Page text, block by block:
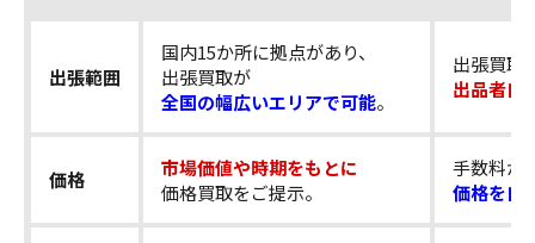
出張範囲
国内15か所に拠点があり、
出張買取が
全国の幅広いエリアで可能。
出張買取
出品者自
価格
市場価値や時期をもとに
価格買取をご提示。
手数料が
価格を自